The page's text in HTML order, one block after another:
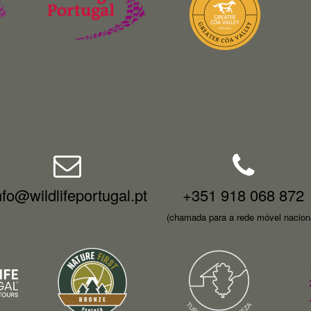
+351 918 068 872
(chamada para a rede móvel